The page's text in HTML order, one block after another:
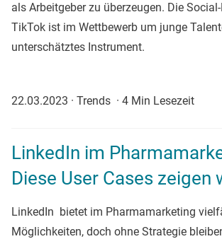
als Arbeitgeber zu überzeugen. Die
TikTok ist im Wettbewerb um junge
unterschätztes Instrument.
22.03.2023 · Trends · 4 Min Lesezeit
LinkedIn im
Diese User Cases zeigen
LinkedIn bietet im Pharmamarketing
Möglichkeiten, doch ohne Strategie